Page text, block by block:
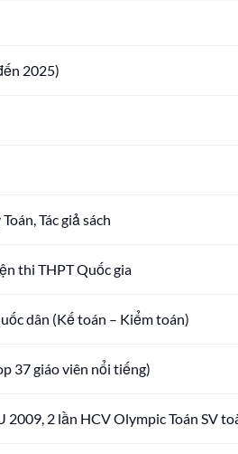
2025)
Tác giả sách
thi THPT Quốc gia
dân (Kế toán – Kiểm toán)
37 giáo viên nổi tiếng)
2009, 2 lần HCV Olympic Toán SV